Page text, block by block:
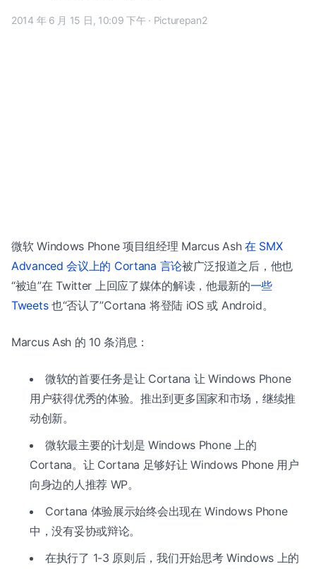
2014 年 6 月 15 日, 10:09 下午 · Picturepan2
微软 Windows Phone 项目组经理 Marcus Ash 在 SMX
Advanced 会议上的 Cortana 言论被广泛报道之后，他也
“被迫”在 Twitter 上回应了媒体的解读，他最新的一些
Tweets也“否认了”Cortana 将登陆 iOS 或 Android。
Marcus Ash 的 10 条消息：
微软的首要任务是让 Cortana 让 Windows Phone
用户获得优秀的体验。推出到更多国家和市场，继续推
动创新。
微软最主要的计划是 Windows Phone 上的
Cortana。让 Cortana 足够好让 Windows Phone 用户
向身边的人推荐 WP。
Cortana 体验展示始终会出现在 Windows Phone
中，没有妥协或辩论。
在执行了 1-3 原则后，我们开始思考 Windows 上的